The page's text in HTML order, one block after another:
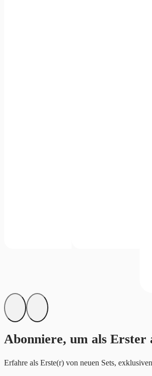
Abonniere, um als
Erfahre als Erste(r) von neuen Sets,